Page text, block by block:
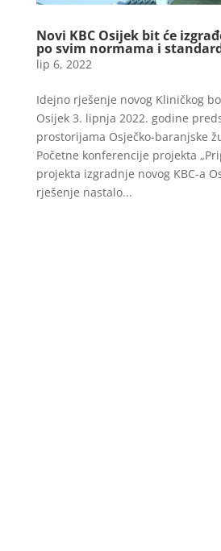
Novi KBC Osijek bit će
po svim normama i
lip 6, 2022
Idejno rješenje novog Kliničkog
Osijek 3. lipnja 2022. godine
prostorijama Osječko-baranjske
Početne konferencije projekta
projekta izgradnje novog KBC-a
rješenje nastalo...